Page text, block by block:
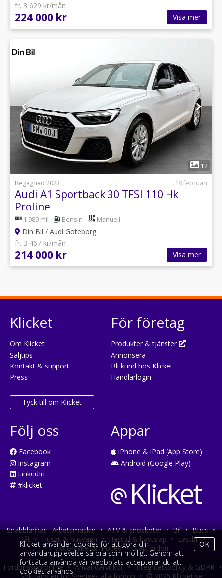
fr. 3 629 kr/mån
224 000 kr Visa mer
1
12
Begagnad 2023
18 februari
Audi A1 Sportback 30 TFSI 110 Hk
Proline
1 989 mil Bensin Manuell
Din Bil / Audi Göteborg
fr. 3 467 kr/mån
214 000 kr Visa mer
Klicket
Om Klicket
Säljtips
Kontakt & support
Press
Tyck till om Klicket
För företag
Produkter & tjänster
Annonsera
Bli kund hos Klicket
Handlarlogin
Följ oss
Facebook
Instagram
LinkedIn
#klicket
Appar
iPhone & iPad (App Store)
Android (Google Play)
Snabblänkar: Arbetsmaskin • ATV & snöskoter • Bil • Buss •
Båt • Husbil & husvagn • Hästbil & hästsläp • Lastbil •
Motorcykel & moped • Släpfordon
Fordonsköp online • Användarvillkor • Integritetspolicy & GDPR •
Söktjänsten för Sveriges alla fordon • © 2026 Klicket.se
Klicket använder cookies för att göra din
användarupplevelse så bra som möjligt. Genom att
fortsätta använda vår webbplats accepterar du att
cookies används.
OK